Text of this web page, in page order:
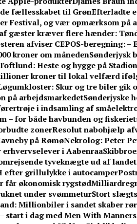
fællesskabet til GrønEfterladte
Festival, og vær opmærksom
gæster kræver flere hænder:
afviser CEPOS-beregning:
kroner om månedenSønderjysk
Heste og hygge på
kroner til lokal velfærd
Skur og tre biler gik
på arbejdsmarkedetSønderjyske
i indsamling af
– for både havbunden og
zonerResolut nabohjælp
på RømøNekrolog: Peter
i Aabenraa
tyveknægte ud af
efter grillulykke i autocamper
får økonomisk rygstød
under svømmeturStort
Millionbiler i sandet skaber
i dag med Men With Manners